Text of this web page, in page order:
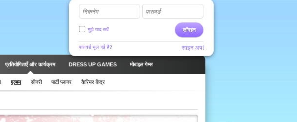
निकनेम पासवर्ड
लॉगइन
मुझे याद रखें
पासवर्ड भूल गई हैं? साइन अप!
प्रतियोगिताएँ और कार्यक्रम DRESS UP GAMES मोबाइल गेम्स
एल्बम सीनरी पार्टी प्लानर कैरियर केंद्र